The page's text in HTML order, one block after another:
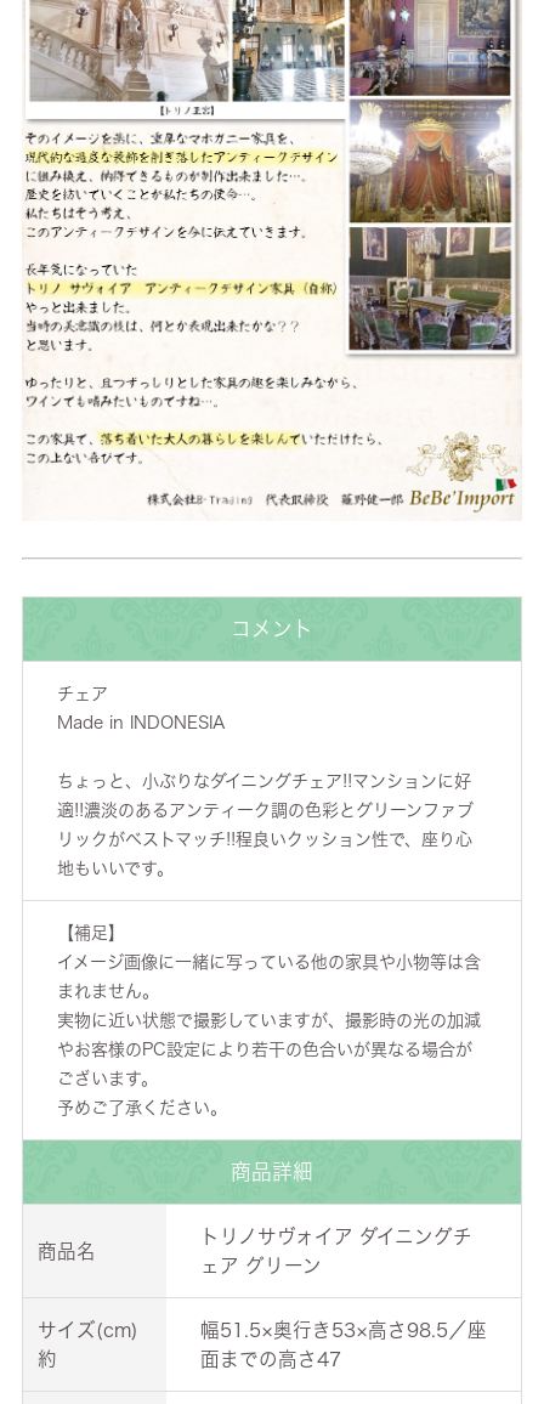
コメント
チェア
Made in INDONESIA
ちょっと、小ぶりなダイニングチェア!!マンションに好
適!!濃淡のあるアンティーク調の色彩とグリーンファブ
リックがベストマッチ!!程良いクッション性で、座り心
地もいいです。
【補足】
イメージ画像に一緒に写っている他の家具や小物等は含
まれません。
実物に近い状態で撮影していますが、撮影時の光の加減
やお客様のPC設定により若干の色合いが異なる場合が
ございます。
予めご了承ください。
商品詳細
商品名
トリノサヴォイア ダイニングチ
ェア グリーン
サイズ(cm)
約
幅51.5×奥行き53×高さ98.5／座
面までの高さ47